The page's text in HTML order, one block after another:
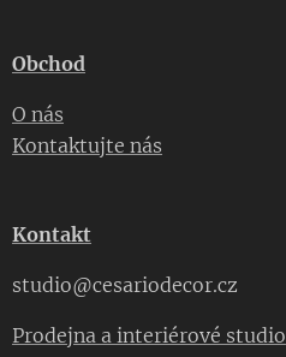
Obchod
O nás
Kontaktujte nás
Kontakt
studio@cesariodecor.cz
Prodejna a interiérové studio